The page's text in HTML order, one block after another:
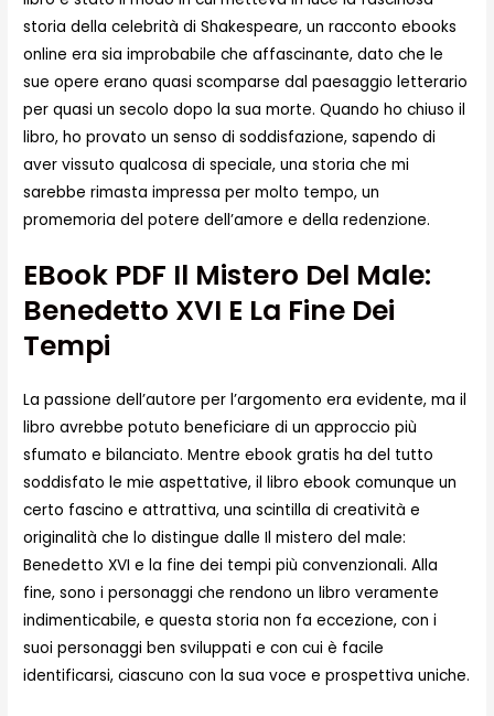
storia della celebrità di Shakespeare, un racconto ebooks
online era sia improbabile che affascinante, dato che le
sue opere erano quasi scomparse dal paesaggio letterario
per quasi un secolo dopo la sua morte. Quando ho chiuso il
libro, ho provato un senso di soddisfazione, sapendo di
aver vissuto qualcosa di speciale, una storia che mi
sarebbe rimasta impressa per molto tempo, un
promemoria del potere dell’amore e della redenzione.
EBook PDF Il Mistero Del Male:
Benedetto XVI E La Fine Dei
Tempi
La passione dell’autore per l’argomento era evidente, ma il
libro avrebbe potuto beneficiare di un approccio più
sfumato e bilanciato. Mentre ebook gratis ha del tutto
soddisfato le mie aspettative, il libro ebook comunque un
certo fascino e attrattiva, una scintilla di creatività e
originalità che lo distingue dalle Il mistero del male:
Benedetto XVI e la fine dei tempi più convenzionali. Alla
fine, sono i personaggi che rendono un libro veramente
indimenticabile, e questa storia non fa eccezione, con i
suoi personaggi ben sviluppati e con cui è facile
identificarsi, ciascuno con la sua voce e prospettiva uniche.